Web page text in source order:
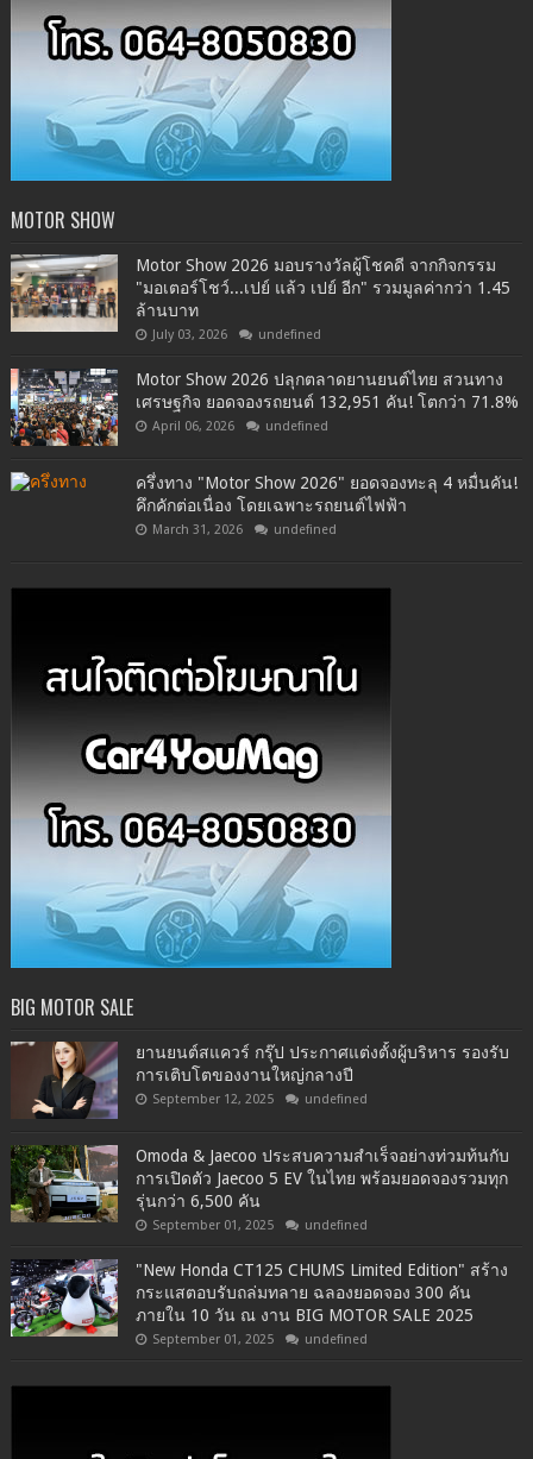
MOTOR SHOW
Motor Show 2026 มอบรางวัลผู้โชคดี จากกิจกรรม
"มอเตอร์โชว์...เปย์ แล้ว เปย์ อีก" รวมมูลค่ากว่า 1.45
ล้านบาท
July 03, 2026 undefined
Motor Show 2026 ปลุกตลาดยานยนต์ไทย สวนทาง
เศรษฐกิจ ยอดจองรถยนต์ 132,951 คัน! โตกว่า 71.8%
April 06, 2026 undefined
ครึ่งทาง "Motor Show 2026" ยอดจองทะลุ 4 หมื่นคัน!
คึกคักต่อเนื่อง โดยเฉพาะรถยนต์ไฟฟ้า
March 31, 2026 undefined
BIG MOTOR SALE
ยานยนต์สแควร์ กรุ๊ป ประกาศแต่งตั้งผู้บริหาร รองรับ
การเติบโตของงานใหญ่กลางปี
September 12, 2025 undefined
Omoda & Jaecoo ประสบความสำเร็จอย่างท่วมท้นกับ
การเปิดตัว Jaecoo 5 EV ในไทย พร้อมยอดจองรวมทุก
รุ่นกว่า 6,500 คัน
September 01, 2025 undefined
"New Honda CT125 CHUMS Limited Edition" สร้าง
กระแสตอบรับถล่มทลาย ฉลองยอดจอง 300 คัน
ภายใน 10 วัน ณ งาน BIG MOTOR SALE 2025
September 01, 2025 undefined